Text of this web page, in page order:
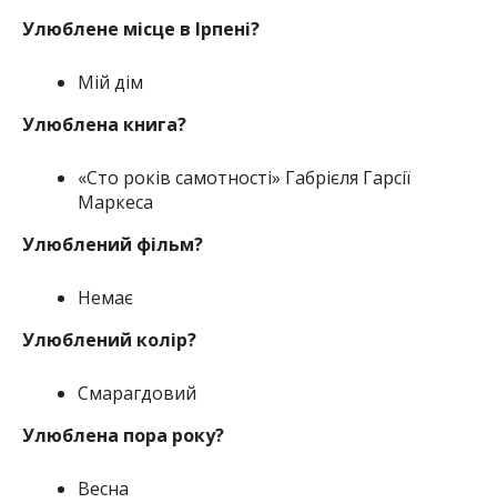
Улюблене місце в Ірпені?
Мій дім
Улюблена книга?
«Сто років самотності» Габрієля Гарсії
Маркеса
Улюблений фільм?
Немає
Улюблений колір?
Смарагдовий
Улюблена пора року?
Весна